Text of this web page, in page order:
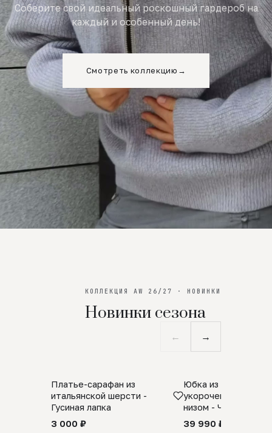
Соберите свой идеальный роскошный гардероб на
каждый и особенный день!
Смотреть коллекцию →
КОЛЛЕКЦИЯ AW 26/27 · НОВИНКИ
Новинки сезона
← →
SALE
Платье-сарафан из
итальянской шерсти -
Гусиная лапка
3 000 ₽
ПРЕДЗАКАЗ
Юбка из
укороченная с
низом - Черный
39 990 ₽